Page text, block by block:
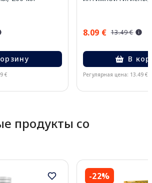
€
8.09 € 13.49 €
В
Регулярная цена: 13.49 €
продукты со
-22%